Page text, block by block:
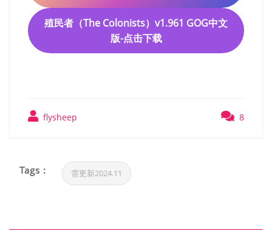
殖民者（The Colonists）v1.961 GOG中文
版-点击下载
flysheep 8
Tags : 需更新2024.11